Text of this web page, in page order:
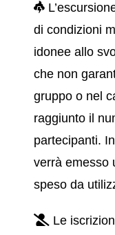
di condizioni
idonee allo
che non
gruppo o nel
raggiunto il
partecipanti.
verrà emesso
speso da
Le